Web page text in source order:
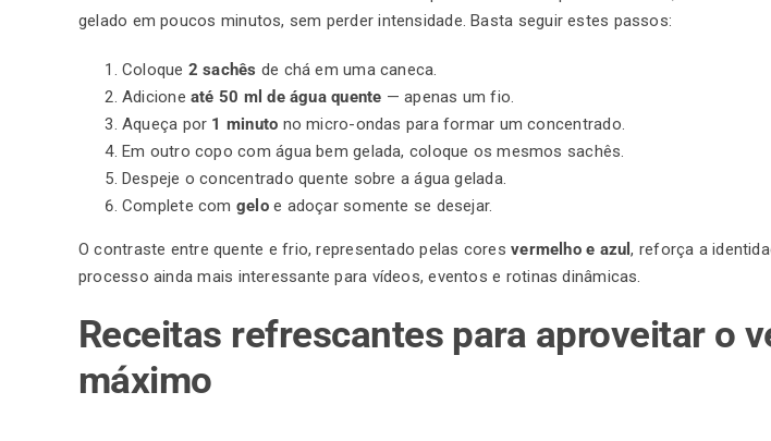
gelado em poucos minutos, sem perder intensidade. Basta seguir estes passos:
Coloque 2 sachês de chá em uma caneca.
Adicioneaté 50 ml de águaquente — apenas um fio.
Aqueça por 1 minuto no micro-ondas para formar um concentrado.
Em outro copo com água bem gelada, coloque os mesmos sachês.
Despeje o concentrado quente sobre a água gelada.
Complete com geloe adoçar somente se desejar.
O contraste entre quente e frio, representado pelas coresvermelho e azul, reforça a
processo ainda mais interessante para vídeos, eventos e rotinas dinâmicas.
Receitas refrescantes para aproveitar o
máximo